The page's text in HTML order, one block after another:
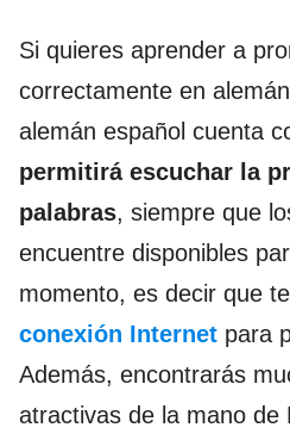
Si quieres aprender a
correctamente en
alemán español cuenta
permitirá escuchar la
palabras, siempre que
encuentre disponibles
momento, es decir que
conexión Internet para
Además, encontrarás
atractivas de la mano de